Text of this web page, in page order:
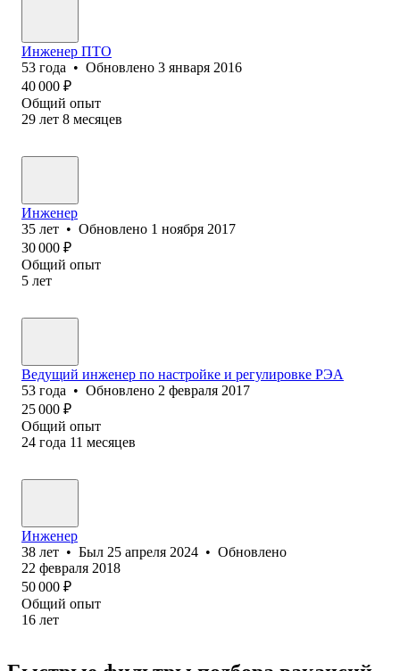
Инженер ПТО
53 года • Обновлено 3 января 2016
40 000 ₽
Общий опыт
29 лет 8 месяцев
Инженер
35 лет • Обновлено 1 ноября 2017
30 000 ₽
Общий опыт
5 лет
Ведущий инженер по настройке и регулировке РЭА
53 года • Обновлено 2 февраля 2017
25 000 ₽
Общий опыт
24 года 11 месяцев
Инженер
38 лет • Был 25 апреля 2024 • Обновлено
22 февраля 2018
50 000 ₽
Общий опыт
16 лет